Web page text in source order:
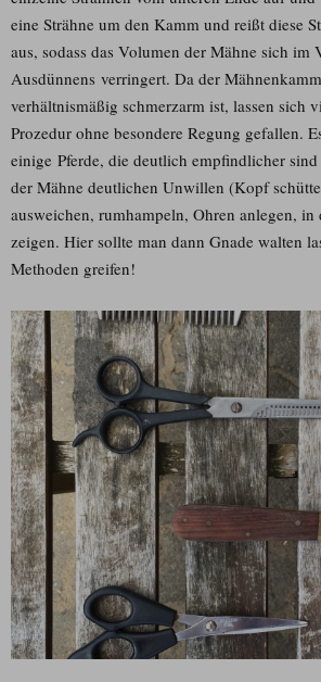
eine Strähne um den Kamm und reißt diese
aus, sodass das Volumen der Mähne sich im
Ausdünnens verringert. Da der
verhältnismäßig schmerzarm ist, lassen sich
Prozedur ohne besondere Regung gefallen.
einige Pferde, die deutlich empfindlicher
der Mähne deutlichen Unwillen (Kopf
ausweichen, rumhampeln, Ohren anlegen,
zeigen. Hier sollte man dann Gnade walten
Methoden greifen!